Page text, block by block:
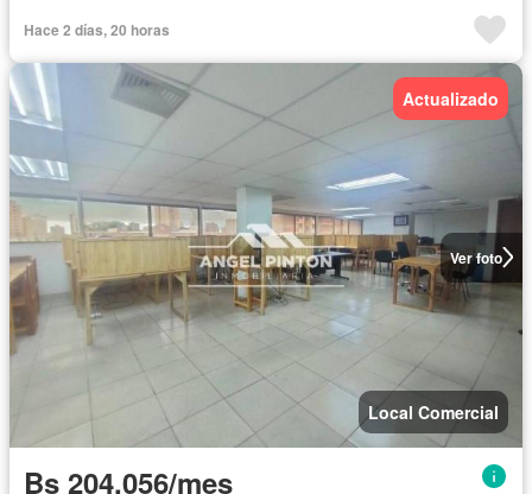
Hace 2 días, 20 horas
Ver foto
Actualizado
Local Comercial
Bs 204.056/mes